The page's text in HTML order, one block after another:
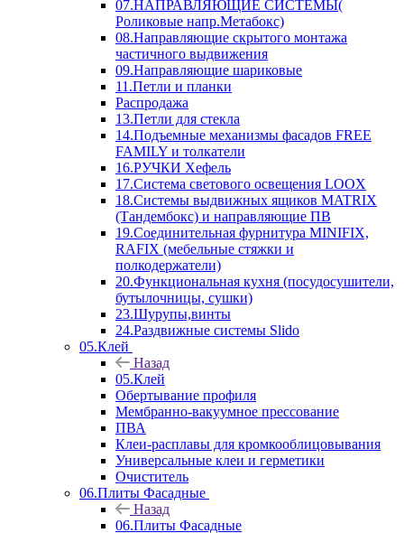
07.НАПРАВЛЯЮЩИЕ СИСТЕМЫ(
Роликовые напр.Метабокс)
08.Направляющие скрытого монтажа
частичного выдвижения
09.Направляющие шариковые
11.Петли и планки
Распродажа
13.Петли для стекла
14.Подъемные механизмы фасадов FREE
FAMILY и толкатели
16.РУЧКИ Хефель
17.Система светового освещения LOOX
18.Системы выдвижных ящиков MATRIX
(Тандембокс) и направляющие ПВ
19.Соединительная фурнитура MINIFIX,
RAFIX (мебельные стяжки и
полкодержатели)
20.Функциональная кухня (посудосушители,
бутылочницы, сушки)
23.Шурупы,винты
24.Раздвижные системы Slido
05.Клей
Назад
05.Клей
Обертывание профиля
Мембранно-вакуумное прессование
ПВА
Клеи-расплавы для кромкооблицовывания
Универсальные клеи и герметики
Очиститель
06.Плиты Фасадные
Назад
06.Плиты Фасадные